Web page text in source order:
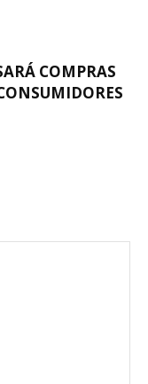
COMPRAS